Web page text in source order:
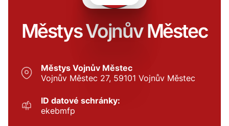
Městys Vojnův Městec
Městys Vojnův Městec
Vojnův Městec 27, 59101 Vojnův Městec
ID datové schránky:
ekebmfp